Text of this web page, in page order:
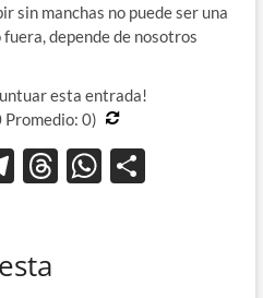
sin manchas no puede ser una
depende de nosotros
esta entrada!
Promedio: 0)
T
gr
T W